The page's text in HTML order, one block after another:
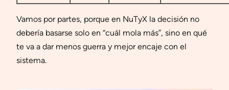
Vamos por partes, porque en NuTyX la decisión no
debería basarse solo en “cuál mola más”, sino en qué
te va a dar menos guerra y mejor encaje con el
sistema.